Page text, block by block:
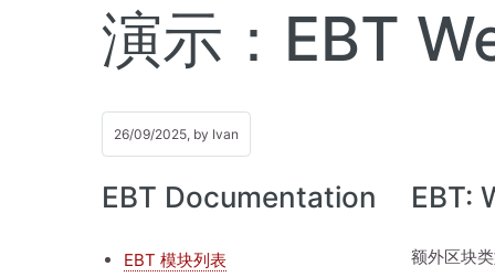
演示：EBT
26/09/2025, by Ivan
EBT Documentation
EBT 模块列表
EBT:
额外区块